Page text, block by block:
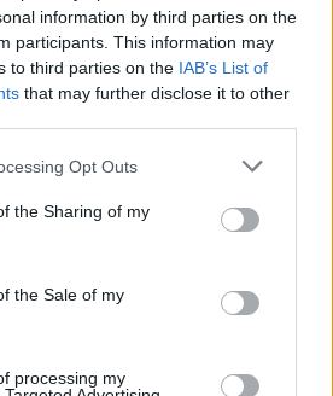
information by third parties on the
participants. This information may
to third parties on the IAB’s List of
that may further disclose it to other
Opt Outs
the Sharing of my
the Sale of my
processing my
a sost. dell'occup. donne oper. in
o prive di impi retrib da min. 24
a sost. dell'occup. donne oper. in
o prive di impi retrib da min. 24